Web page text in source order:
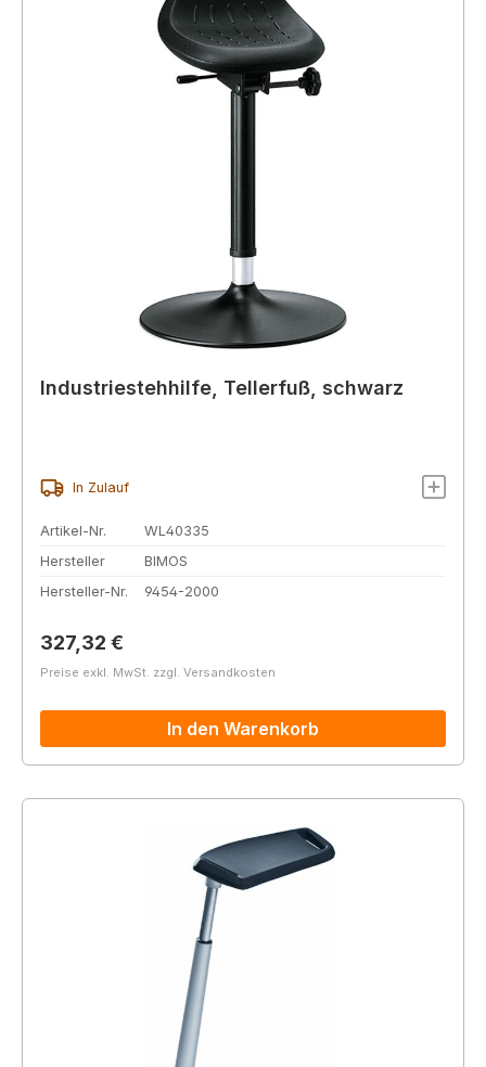
Industriestehhilfe, Tellerfuß, schwarz
In Zulauf
Artikel-Nr.
WL40335
Hersteller
BIMOS
Hersteller-Nr.
9454-2000
Regulärer Preis:
327,32 €
Preise exkl. MwSt. zzgl. Versandkosten
In den Warenkorb